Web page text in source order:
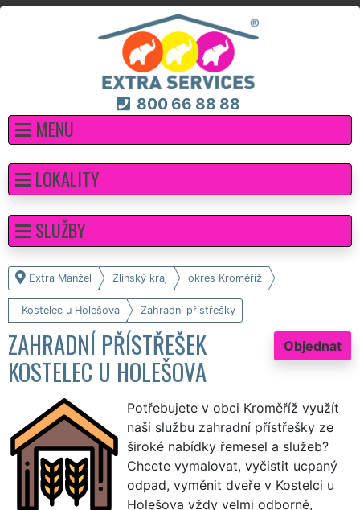
800 66 88 88
MENU
Extra Manžel Zlínský kraj okres Kroměříž
Kostelec u Holešova Zahradní přístřešky
Objednat
ZAHRADNÍ PŘÍSTŘEŠEK
KOSTELEC U HOLEŠOVA
Potřebujete v obci Kroměříž využít
naši službu zahradní přístřešky ze
široké nabídky řemesel a služeb?
Chcete vymalovat, vyčistit ucpaný
odpad, vyměnit dveře v Kostelci u
Holešova vždy velmi odborně,
LOKALITY
SLUŽBY